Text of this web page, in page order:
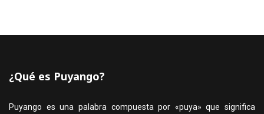
¿Qué es Puyango?
Puyango es una palabra compuesta por «puya» que significa